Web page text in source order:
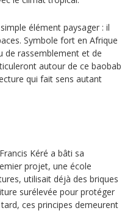
élément paysager : il
Symbole fort en Afrique
de rassemblement et de
autour de ce baobab
qui fait sens autant
Kéré a bâti sa
projet, une école
utilisait déjà des briques
surélevée pour protéger
ces principes demeurent